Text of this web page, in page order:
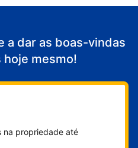
a dar as boas-vindas
hoje mesmo!
na propriedade até